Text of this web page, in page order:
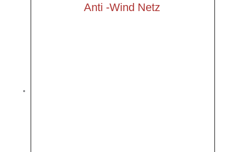
Anti -Wind Netz